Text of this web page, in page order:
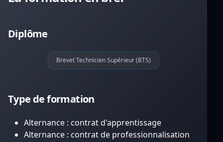
Diplôme
Brevet Technicien Supérieur (BTS)
Type de formation
Alternance : contrat d'apprentissage
Alternance : contrat de professionnalisation